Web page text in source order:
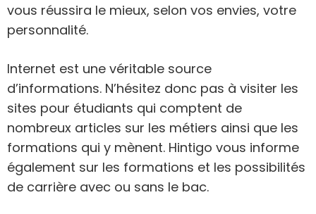
vous réussira le mieux, selon vos envies, votre
personnalité.
Internet est une véritable source
d’informations. N’hésitez donc pas à visiter les
sites pour étudiants qui comptent de
nombreux articles sur les métiers ainsi que les
formations qui y mènent. Hintigo vous informe
également sur les formations et les possibilités
de carrière avec ou sans le bac.